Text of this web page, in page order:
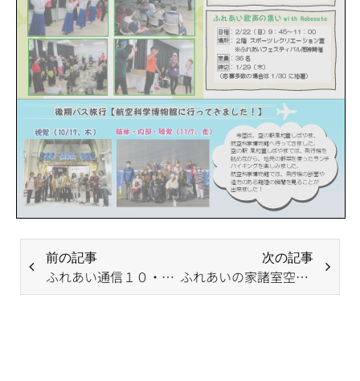
前の記事
ふれあい通信１０・１１月号
次の記事
ふれあいの家諸室空き状況３月 ～抽選後～